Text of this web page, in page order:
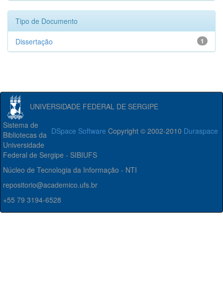
Tipo de Documento
1
Dissertação
UNIVERSIDADE FEDERAL DE SERGIPE
DSpace Software Copyright © 2002-2010 Duraspace
Sistema de
Bibliotecas da
Universidade
Federal de Sergipe - SIBIUFS
Núcleo de Tecnologia da Informação - NTI
repositorio@academico.ufs.br
+55 79 3194-6528